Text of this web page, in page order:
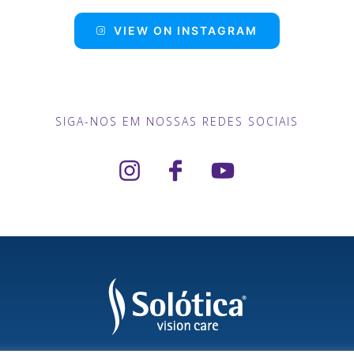
VIEW ON INSTAGRAM
SIGA-NOS EM NOSSAS REDES SOCIAIS